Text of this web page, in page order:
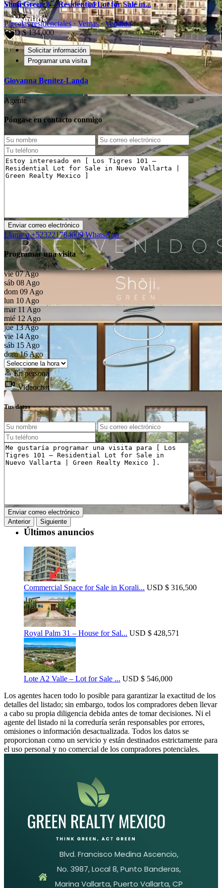
Anterior Siguiente
Anterior Siguiente
Anterior Siguiente
Ventas
Vendido
Shoji Green 8 – Residential Lot for Sale in...
Parcelas residenciales ·Ventas·Vendido
USD$ 134,000
Solicitar información
Programar una visita
Giovanna Benítez-Landa
Agente
Póngase en contacto conmigo
Llame a+523221784009 WhatsApp
Programar una visita
vie 07Ago
sáb 08 Ago
dom 09 Ago
lun 10 Ago
mar 11 Ago
mié 12 Ago
jue 13Ago
vie 14 Ago
sáb 15Ago
dom 16Ago
En persona
Videochat
Tus datos
Últimos anuncios
Commercial Space for Sale in Korali... USD $ 316,500
Royal Palm 31 – House for Sal... USD $ 428,571
Lote A2 Valle – Lot for Sale ... USD $ 546,000
Los agentes hacen todo lo posible para garantizar la exactitud de los
detalles del listado; sin embargo, todos los compradores deben llevar
a cabo su propia diligencia debida antes de tomar decisiones. Ni el
agente del listado ni la correduría serán responsables por errores,
omisiones o información desactualizada. Todos los datos se
proporcionan como un servicio y están destinados estrictamente para
el uso personal y no comercial de los compradores potenciales.
Blvd. Francisco Medina Ascencio,
No. 3987, Local 8, Punto Banderas,
Marina Vallarta, Puerto Vallarta, CP